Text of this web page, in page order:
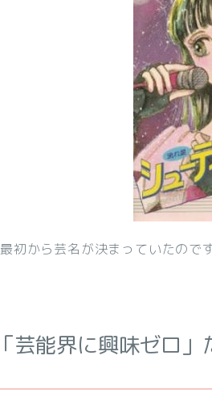
初から芸名が決まっていたので
芸能界に興味ゼロ